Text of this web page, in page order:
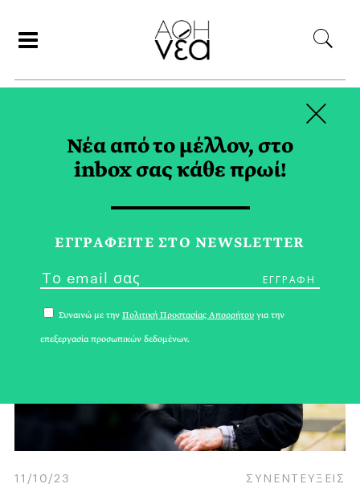
ΟΚΤΩΒΡΙΟΣ 2023
11/10/23 ΣΥΝΕΝΤΕΥΞΕΙΣ
Νέα από το μέλλον, στο
inbox σας κάθε πρωί!
ΕΓΓPΑΦΕΙΤΕ ΣΤΟ NEWSLETTER
Συναινώ με την Πολιτική Προστασίας Απορρήτου για την
επεξεργασία προσωπικών δεδομένων.
×